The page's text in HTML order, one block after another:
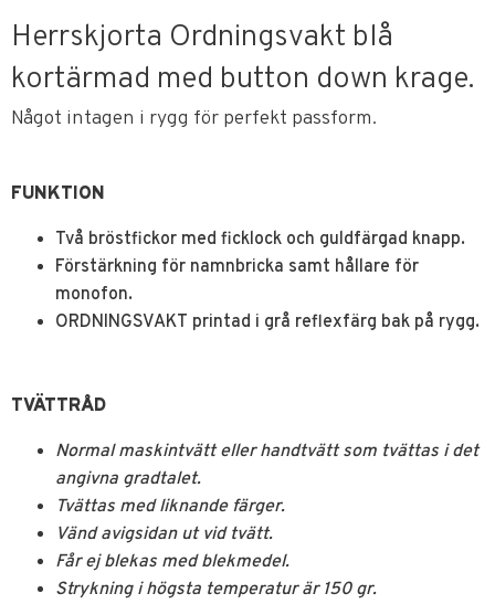
Herrskjorta Ordningsvakt blå
kortärmad med button down krage.
Något intagen i rygg för perfekt passform.
FUNKTION
Två bröstfickor med ficklock och guldfärgad knapp.
Förstärkning för namnbricka samt hållare för
monofon.
ORDNINGSVAKT printad i grå reflexfärg bak på rygg.
TVÄTTRÅD
Normal maskintvätt eller handtvätt som tvättas i det
angivna gradtalet.
Tvättas med liknande färger.
Vänd avigsidan ut vid tvätt.
Får ej blekas med blekmedel.
Strykning i högsta temperatur är 150 gr.